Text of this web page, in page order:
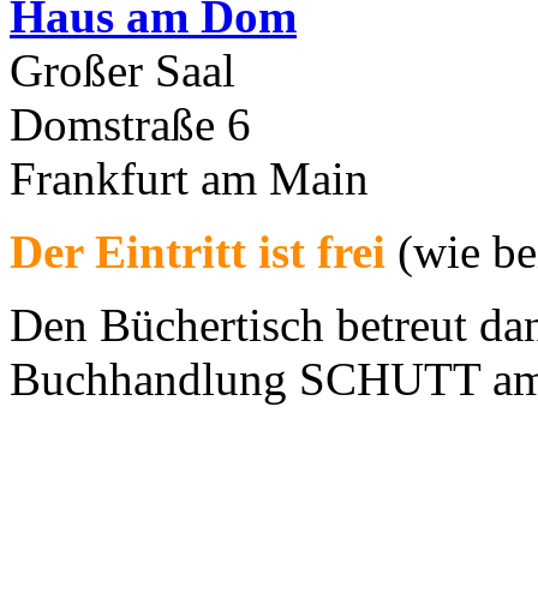
Haus am Dom
Großer Saal
Domstraße 6
Frankfurt am Main
Der Eintritt ist frei (wie
Den Büchertisch betreut
Buchhandlung SCHUTT